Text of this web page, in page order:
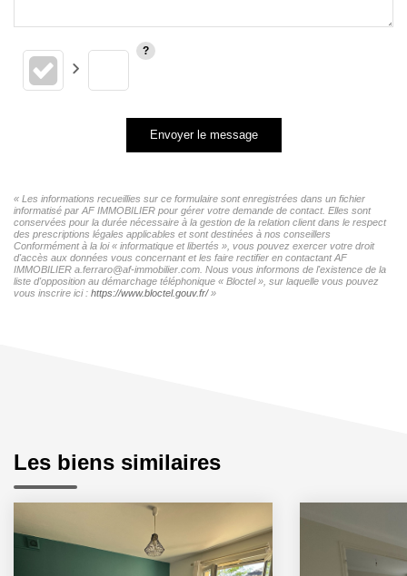
Envoyer le message
« Les informations recueillies sur ce formulaire sont enregistrées dans un fichier
informatisé par AF IMMOBILIER pour gérer votre demande de contact. Elles sont
conservées pour la durée nécessaire à la gestion de la relation client dans le respect
des prescriptions légales applicables et sont destinées à nos conseillers
Conformément à la loi « informatique et libertés », vous pouvez exercer votre droit
d'accès aux données vous concernant et les faire rectifier en contactant AF
IMMOBILIER a.ferraro@af-immobilier.com. Nous vous informons de l'existence de la
liste d'opposition au démarchage téléphonique « Bloctel », sur laquelle vous pouvez
vous inscrire ici : https://www.bloctel.gouv.fr/»
Les biens similaires